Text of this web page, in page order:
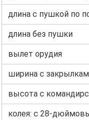
длина с пушкой по
длина без пушки
вылет орудия
ширина с
высота с
колея: с 28-